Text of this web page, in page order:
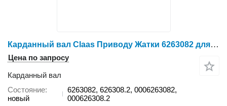
Карданный вал Claas Приводу Жатки 6263082 для комбайна Claas
Цена по запросу
Карданный вал
Состояние
новый
6263082, 626308.2, 0006263082,
000626308.2